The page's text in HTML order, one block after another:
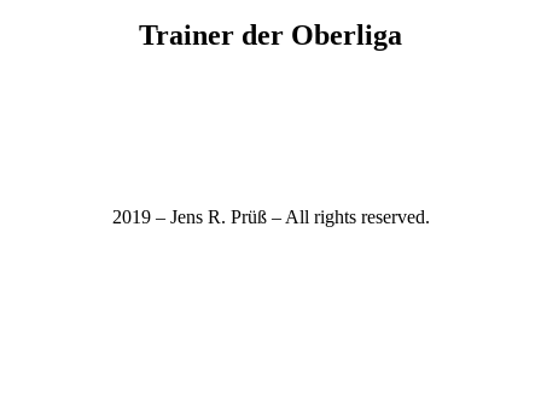
Trainer der Oberliga
2019 – Jens R. Prüß – All rights reserved.